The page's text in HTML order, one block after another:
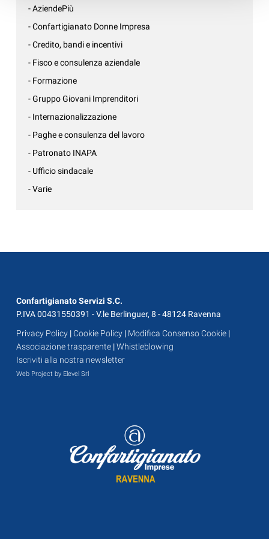
- AziendePiù
- Confartigianato Donne Impresa
- Credito, bandi e incentivi
- Fisco e consulenza aziendale
- Formazione
- Gruppo Giovani Imprenditori
- Internazionalizzazione
- Paghe e consulenza del lavoro
- Patronato INAPA
- Ufficio sindacale
- Varie
Confartigianato Servizi S.C.
P.IVA 00431550391 - V.le Berlinguer, 8 - 48124 Ravenna
Privacy Policy |Cookie Policy | Modifica Consenso Cookie |
Associazione trasparente |Whistleblowing
Iscriviti alla nostra newsletter
Web Project by Elevel Srl